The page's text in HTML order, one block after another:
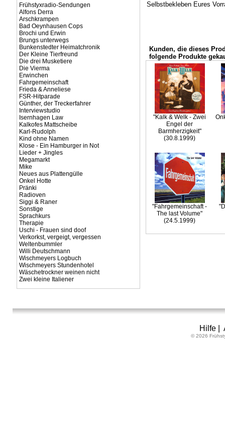
Frühstyxradio-Sendungen
Alfons Derra
Arschkrampen
Bad Oeynhausen Cops
Brochi und Erwin
Brungs unterwegs
Bunkenstedter Heimatchronik
Der Kleine Tierfreund
Die drei Musketiere
Die Vierma
Erwinchen
Fahrgemeinschaft
Frieda & Anneliese
FSR-Hitparade
Günther, der Treckerfahrer
Interviewstudio
Isernhagen Law
Kalkofes Mattscheibe
Karl-Rudolph
Kind ohne Namen
Klose - Ein Hamburger in Not
Lieder + Jingles
Megamarkt
Mike
Neues aus Plattengülle
Onkel Hotte
Pränki
Radioven
Siggi & Raner
Sonstige
Sprachkurs
Therapie
Uschi - Frauen sind doof
Verkorkst, vergeigt, vergessen
Weltenbummler
Willi Deutschmann
Wischmeyers Logbuch
Wischmeyers Stundenhotel
Wäschetrockner weinen nicht
Zwei kleine Italiener
Selbstbekleben Eures
Kunden, die dieses
folgende Produkte
"Kalk & Welk - Zwei
Engel der
Barmherzigkeit"
(30.8.1999)
"Fahrgemeinschaft -
The last Volume"
(24.5.1999)
Hilfe|
© 2026